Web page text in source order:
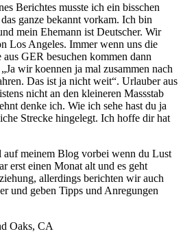
Berichtes musste ich ein bisschen
ganze bekannt vorkam. Ich bin
mein Ehemann ist Deutscher. Wir
Los Angeles. Immer wenn uns die
GER besuchen kommen dann
wir koennen ja mal zusammen nach
Das ist ja nicht weit“. Urlauber aus
nicht an den kleineren Massstab
denke ich. Wie ich sehe hast du ja
Strecke hingelegt. Ich hoffe dir hat
auf meinem Blog vorbei wenn du Lust
erst einen Monat alt und es geht
allerdings berichten wir auch
und geben Tipps und Anregungen
Oaks, CA